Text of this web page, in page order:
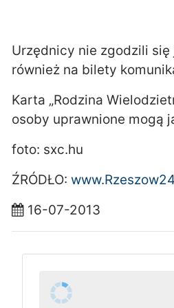
Urzędnicy nie zgodzili
również na bilety
Karta „Rodzina
osoby uprawnione mogą
foto: sxc.hu
ŹRÓDŁO:
16-07-2013